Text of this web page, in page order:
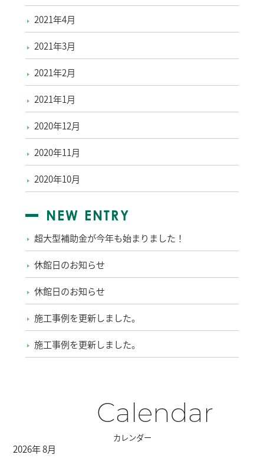
2021年4月
2021年3月
2021年2月
2021年1月
2020年12月
2020年11月
2020年10月
NEW ENTRY
超大型補助金が今年も始まりました！
休館日のお知らせ
休館日のお知らせ
施工事例を更新しました。
施工事例を更新しました。
Calendar
カレンダー
2026年 8月